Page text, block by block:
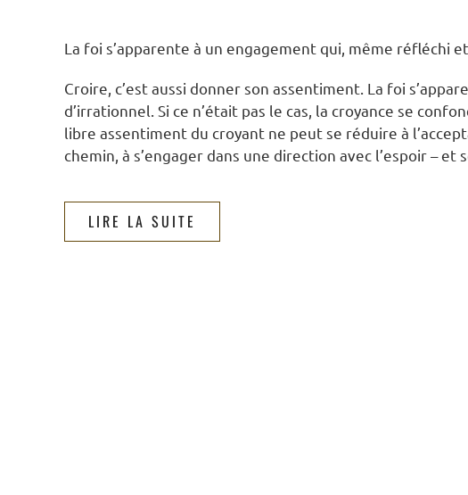
La foi s’apparente à un engagement qui, même réfléchi
Croire, c’est aussi donner son assentiment. La foi
d’irrationnel. Si ce n’était pas le cas, la croyance se
libre assentiment du croyant ne peut se réduire à
chemin, à s’engager dans une direction avec l’espoir – et
LIRE LA SUITE